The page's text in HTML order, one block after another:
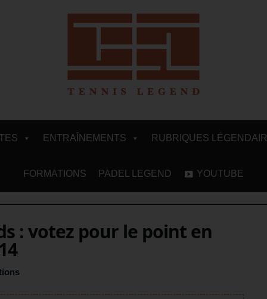
ENTRAÎNEMENTS RUBRIQUES
FORMATIONS PADEL LEGEND YOUTUBE
: votez pour le point en